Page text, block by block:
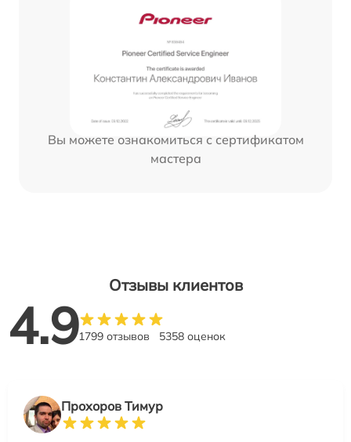
Вы можете ознакомиться с сертификатом
мастера
Отзывы клиентов
4.91799 отзывов 5358 оценок
Прохоров Тимур